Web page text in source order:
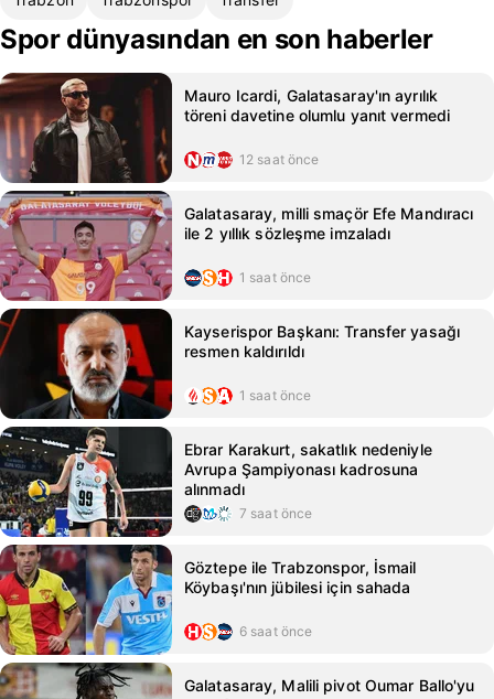
Spor dünyasından en son haberler
Mauro Icardi, Galatasaray'ın ayrılık
töreni davetine olumlu yanıt vermedi
12 saat önce
Galatasaray, milli smaçör Efe Mandıracı
ile 2 yıllık sözleşme imzaladı
1 saat önce
Kayserispor Başkanı: Transfer yasağı
resmen kaldırıldı
1 saat önce
Ebrar Karakurt, sakatlık nedeniyle
Avrupa Şampiyonası kadrosuna
alınmadı
7 saat önce
Göztepe ile Trabzonspor, İsmail
Köybaşı'nın jübilesi için sahada
6 saat önce
Galatasaray, Malili pivot Oumar Ballo'yu